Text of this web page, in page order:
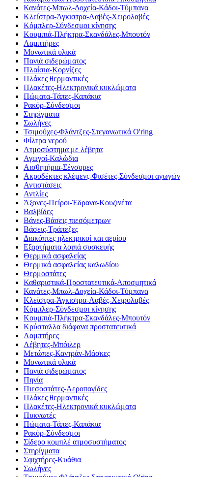
Κανάτες-Μπωλ-Δοχεία-Κάδοι-Τύμπανα
Κλείστρα-Άγκιστρα-Λαβές-Χειρολαβές
Κόμπλερ-Σύνδεσμοι κίνησης
Κουμπιά-Πλήκτρα-Σκανδάλες-Μπουτόν
Λαμπτήρες
Μονωτικά υλικά
Πανιά σιδερώματος
Πλαίσια-Κορνίζες
Πλάκες θερμαντικές
Πλακέτες-Ηλεκτρονικά κυκλώματα
Πώματα-Τάπες-Καπάκια
Ρακόρ-Σύνδεσμοι
Στηρίγματα
Σωλήνες
Τσιμούχες-Φλάντζες-Στεγανωτικά O'ring
Φίλτρα νερού
Ατμοσύστημα με λέβητα
Αγωγοί-Καλώδια
Αισθητήρια-Σένσορες
Ακροδέκτες κλέμενς-Φισέτες-Σύνδεσμοι αγωγών
Αντιστάσεις
Αντλίες
Άξονες-Πείροι-Έδρανα-Κουζινέτα
Βαλβίδες
Βάνες-Βάσεις πιεσόμετρων
Βάσεις-Τράπεζες
Διακόπτες ηλεκτρικοί και αερίου
Εξαρτήματα λοιπά συσκευής
Θερμικά ασφαλείας
Θερμικά ασφαλείας καλωδίου
Θερμοστάτες
Καθαριστικά-Προστατευτικά-Αποσμητικά
Κανάτες-Μπωλ-Δοχεία-Κάδοι-Τύμπανα
Κλείστρα-Άγκιστρα-Λαβές-Χειρολαβές
Κόμπλερ-Σύνδεσμοι κίνησης
Κουμπιά-Πλήκτρα-Σκανδάλες-Μπουτόν
Κρύσταλλα διάφανα προστατευτικά
Λαμπτήρες
Λέβητες-Μπόιλερ
Μετώπες-Καντράν-Μάσκες
Μονωτικά υλικά
Πανιά σιδερώματος
Πηνία
Πιεσοστάτες-Αεροπαγίδες
Πλάκες θερμαντικές
Πλακέτες-Ηλεκτρονικά κυκλώματα
Πυκνωτές
Πώματα-Τάπες-Καπάκια
Ρακόρ-Σύνδεσμοι
Σίδερο κομπλέ ατμοσυστήματος
Στηρίγματα
Σφιχτήρες-Κυάθια
Σωλήνες